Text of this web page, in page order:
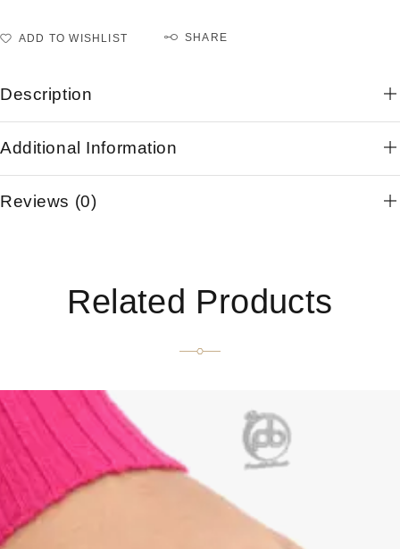
ADD TO WISHLIST SHARE
Description
Additional Information
Reviews (0)
Related Products